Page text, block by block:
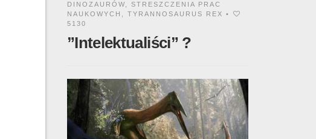
DINOZAURÓW
STRESZCZENIA PRAC
NAUKOWYCH
TYRANNOSAURUS REX •
5130
”Intelektualiści” ?